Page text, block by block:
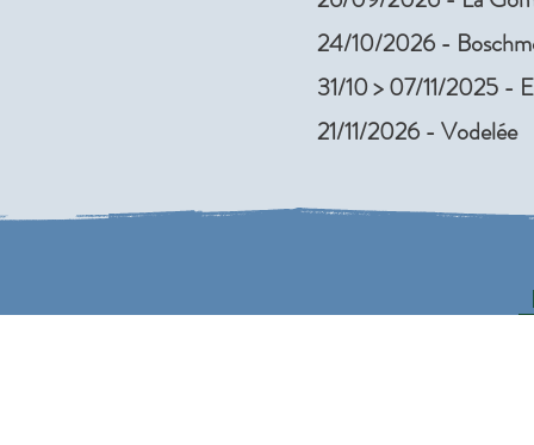
24/10/2026 -
31/10 > 07/11/2025 -
21/11/2026 - Vodelée